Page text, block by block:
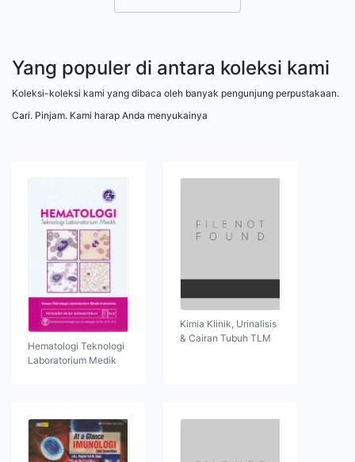
Yang populer di antara koleksi kami
Koleksi-koleksi kami yang dibaca oleh banyak pengunjung perpustakaan.
Cari. Pinjam. Kami harap Anda menyukainya
Hematologi Teknologi
Laboratorium Medik
Kimia Klinik, Urinalisis
& Cairan Tubuh TLM